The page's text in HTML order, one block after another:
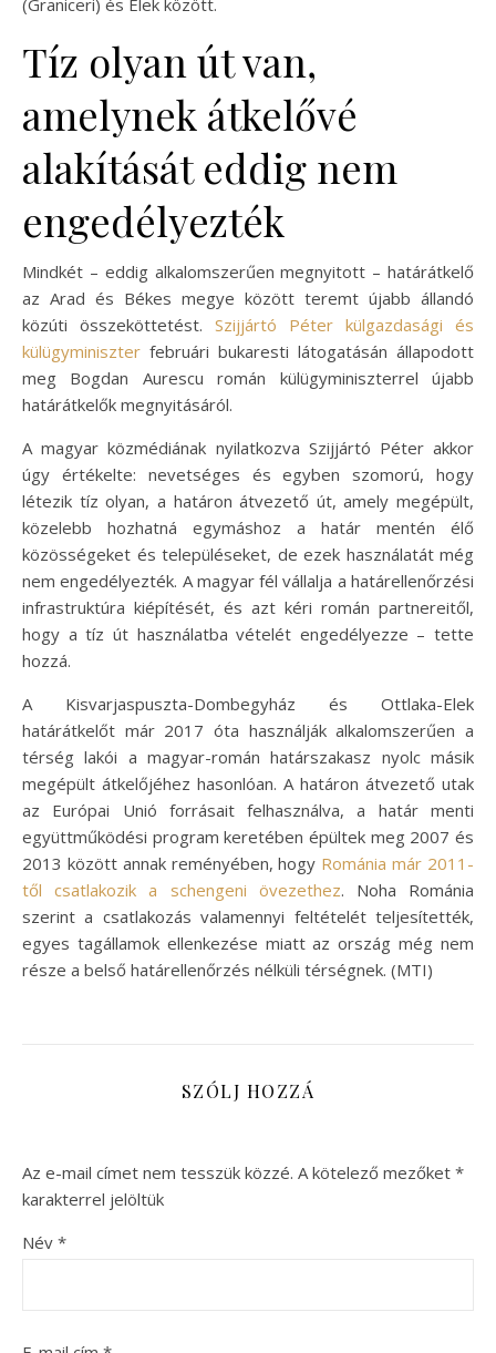
(Graniceri) és Elek között.
Tíz olyan út van,
amelynek átkelővé
alakítását eddig nem
engedélyezték
Mindkét – eddig alkalomszerűen megnyitott – határátkelő
az Arad és Békes megye között teremt újabb állandó
közúti összeköttetést. Szijjártó Péter külgazdasági és
külügyminiszter februári bukaresti látogatásán állapodott
meg Bogdan Aurescu román külügyminiszterrel újabb
határátkelők megnyitásáról.
A magyar közmédiának nyilatkozva Szijjártó Péter akkor
úgy értékelte: nevetséges és egyben szomorú, hogy
létezik tíz olyan, a határon átvezető út, amely megépült,
közelebb hozhatná egymáshoz a határ mentén élő
közösségeket és településeket, de ezek használatát még
nem engedélyezték. A magyar fél vállalja a határellenőrzési
infrastruktúra kiépítését, és azt kéri román partnereitől,
hogy a tíz út használatba vételét engedélyezze – tette
hozzá.
A Kisvarjaspuszta-Dombegyház és Ottlaka-Elek
határátkelőt már 2017 óta használják alkalomszerűen a
térség lakói a magyar-román határszakasz nyolc másik
megépült átkelőjéhez hasonlóan. A határon átvezető utak
az Európai Unió forrásait felhasználva, a határ menti
együttműködési program keretében épültek meg 2007 és
2013 között annak reményében, hogy Románia már 2011-
től csatlakozik a schengeni övezethez. Noha Románia
szerint a csatlakozás valamennyi feltételét teljesítették,
egyes tagállamok ellenkezése miatt az ország még nem
része a belső határellenőrzés nélküli térségnek. (MTI)
SZÓLJ HOZZÁ
Az e-mail címet nem tesszük közzé. A kötelező mezőket *
karakterrel jelöltük
Név *